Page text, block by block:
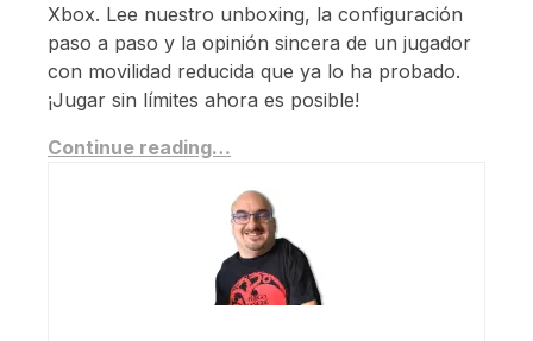
Xbox. Lee nuestro unboxing, la configuración
paso a paso y la opinión sincera de un jugador
con movilidad reducida que ya lo ha probado.
¡Jugar sin límites ahora es posible!
Continue reading…